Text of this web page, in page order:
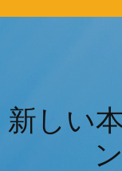
新しい